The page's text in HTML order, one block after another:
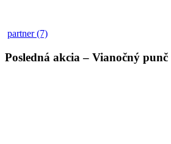
partner (7)
Posledná akcia – Vianočný punč